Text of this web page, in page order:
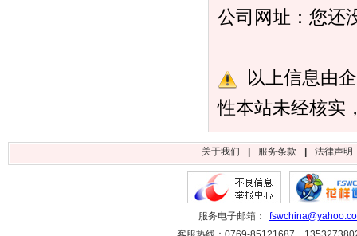
公司网址：您还
以上信息由
性本站未经核实
关于我们 服务条款 法律声明
服务电子邮箱：